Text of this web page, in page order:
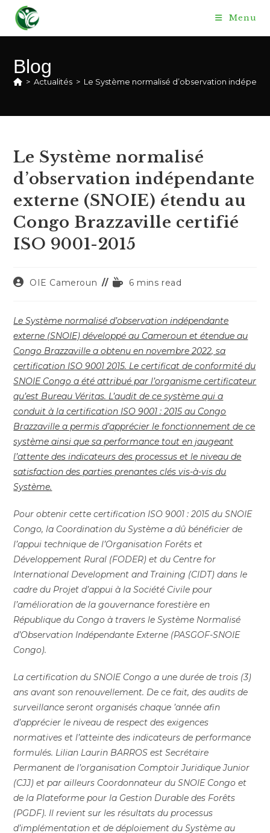
content
Menu
Blog
> Actualités > Le Système normalisé d’observation
Le Système normalisé
d’observation indépendante
externe (SNOIE) étendu au
Congo Brazzaville certifié
ISO 9001-2015
Auteur/autrice
publication :
OIE Cameroun
Temps6 mins read
Le Système normalisé d’observation indépendante
externe (SNOIE) développé au Cameroun et étendue au
Congo Brazzaville a obtenu en novembre 2022, sa
certification ISO 9001 2015. Le certificat de conformité du
SNOIE Congo a été attribué par l’organisme certificateur
qu’est Bureau Véritas. L’audit de ce système qui a
conduit à la certification ISO 9001 : 2015 au Congo
Brazzaville a permis d’apprécier le fonctionnement de ce
système ainsi que sa performance tout en jaugeant
l’attente des indicateurs des processus et le niveau de
satisfaction des parties prenantes clés vis-à-vis du
Système.
Pour obtenir cette certification ISO 9001 : 2015 du SNOIE
Congo, la Coordination du Système a dû bénéficier de
l’appui technique de l’Organisation Forêts et
Développement Rural (FODER) et du Centre for
International Development and Training (CIDT) dans le
cadre du Projet d’appui à la Société Civile pour
l’amélioration de la gouvernance forestière en
République du Congo à travers le Système Normalisé
d’Observation Indépendante Externe (PASGOF-SNOIE
Congo).
La certification du SNOIE Congo a une durée de trois (3)
ans avant son renouvellement. De ce fait, des audits de
surveillance seront organisés chaque ’année afin
d’apprécier le niveau de respect des exigences
normatives et l’atteinte des indicateurs de performance
formulés. Lilian Laurin BARROS est Secrétaire
Permanent de l’organisation Comptoir Juridique Junior
(CJJ) et par ailleurs Coordonnateur du SNOIE Congo et
de la Plateforme pour la Gestion Durable des Forêts
(PGDF). Il revient sur les résultats du processus
d’implémentation et de déploiement du Système au